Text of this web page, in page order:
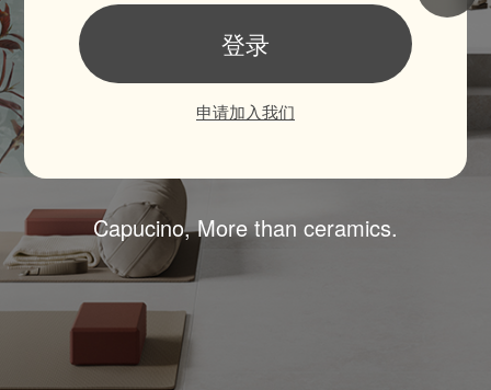
登录
申请加入我们
Capucino, More than ceramics.